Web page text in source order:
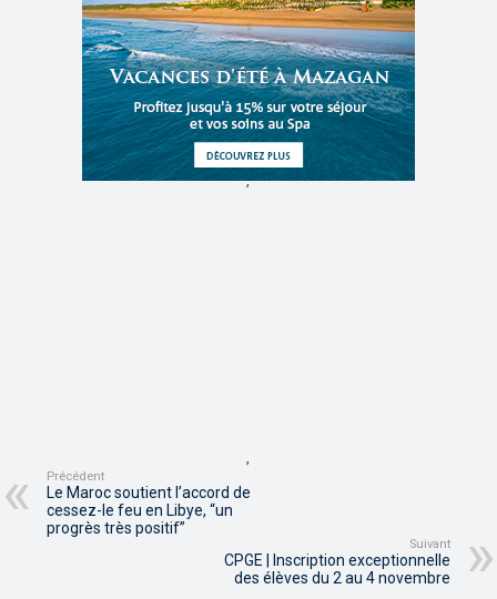
,
,
Précédent
Le Maroc soutient l’accord de
cessez-le feu en Libye, “un
progrès très positif”
Suivant
CPGE | Inscription exceptionnelle
des élèves du 2 au 4 novembre